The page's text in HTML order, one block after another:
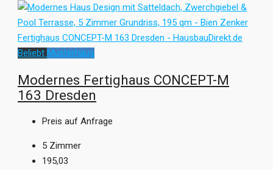
Beliebt Musterhaus
Modernes Fertighaus CONCEPT-M
163 Dresden
Preis auf Anfrage
5 Zimmer
195,03